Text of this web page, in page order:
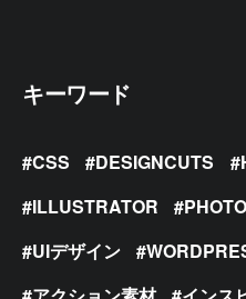
キーワード
CSS DESIGNCUTS
ILLUSTRATOR
UIデザイン